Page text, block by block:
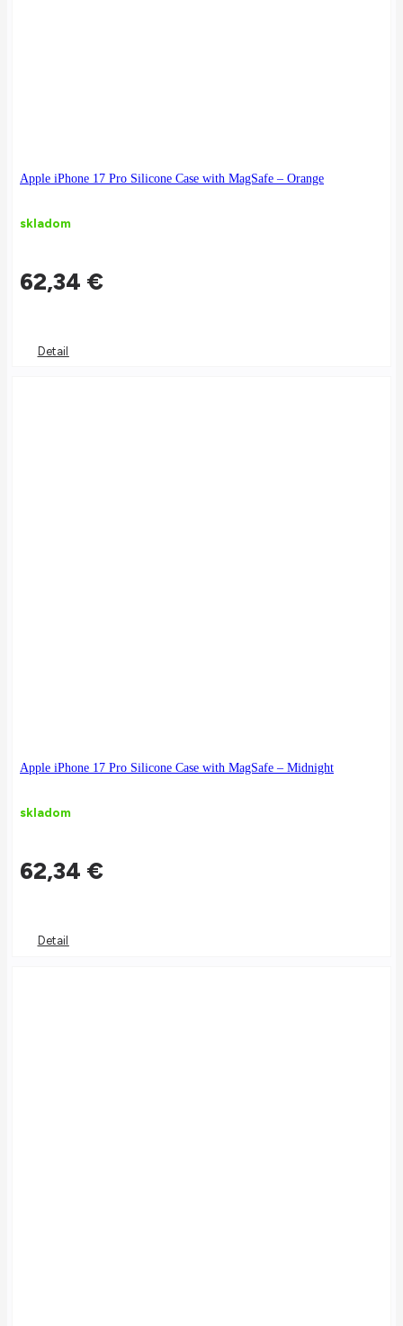
Apple iPhone 17 Pro Silicone Case with MagSafe – Orange
skladom
62,34 €
Detail
Apple iPhone 17 Pro Silicone Case with MagSafe – Midnight
skladom
62,34 €
Detail